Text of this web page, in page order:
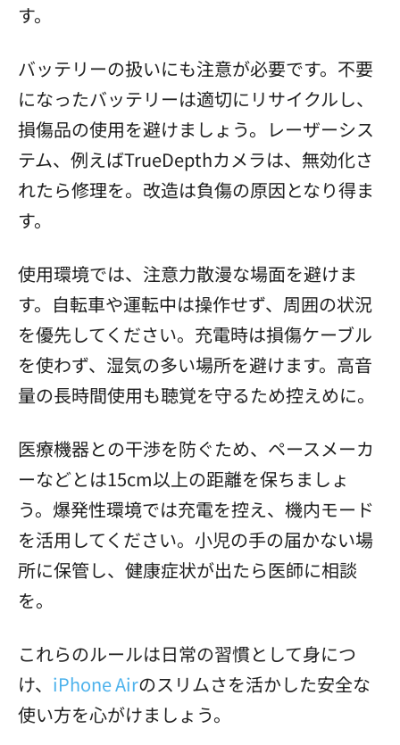
す。
バッテリーの扱いにも注意が必要です。不要
になったバッテリーは適切にリサイクルし、
損傷品の使用を避けましょう。レーザーシス
テム、例えばTrueDepthカメラは、無効化さ
れたら修理を。改造は負傷の原因となり得ま
す。
使用環境では、注意力散漫な場面を避けま
す。自転車や運転中は操作せず、周囲の状況
を優先してください。充電時は損傷ケーブル
を使わず、湿気の多い場所を避けます。高音
量の長時間使用も聴覚を守るため控えめに。
医療機器との干渉を防ぐため、ペースメーカ
ーなどとは15cm以上の距離を保ちましょ
う。爆発性環境では充電を控え、機内モード
を活用してください。小児の手の届かない場
所に保管し、健康症状が出たら医師に相談
を。
これらのルールは日常の習慣として身につ
け、 iPhone Airのスリムさを活かした安全な
使い方を心がけましょう。